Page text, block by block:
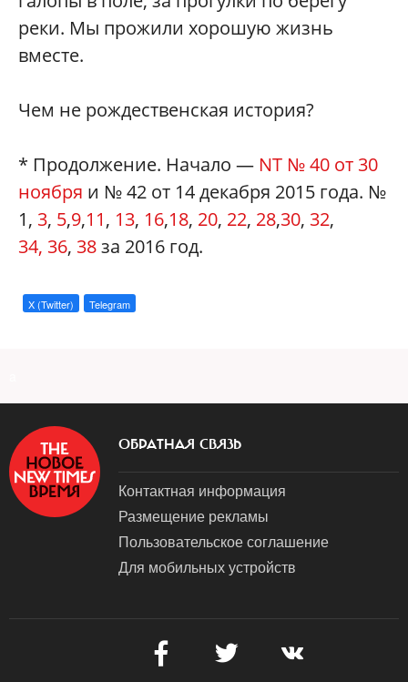
реки. Мы прожили хорошую жизнь
вместе.
Чем не рождественская история?
* Продолжение. Начало — NT № 40 от 30
ноября и № 42 от 14 декабря 2015 года. №
1, 3, 5,9,11, 13, 16,18, 20, 22, 28,30, 32,
34, 36, 38за 2016 год.
X (Twitter) Telegram
ОБРАТНАЯ СВЯЗЬ
Контактная информация
Размещение рекламы
Пользовательское соглашение
Для мобильных устройств